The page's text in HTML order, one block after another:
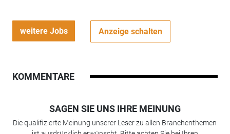
weitere Jobs Anzeige schalten
KOMMENTARE
SAGEN SIE UNS IHRE MEINUNG
Die qualifizierte Meinung unserer Leser zu allen Branchenthemen